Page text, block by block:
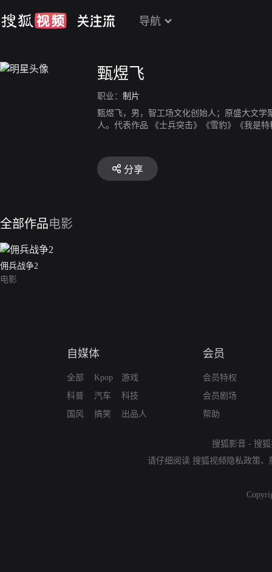
导航
甄煜飞
职业： 制片
甄煜飞，男，智工场文化创始人；原盛大文
人。代表作品 《士兵突击》《雪豹》《我是
分享
全部作品电影
佣兵战争2
电影
自媒体
全部
科普
国风
Kpop
汽车
搞笑
游戏
科技
出品人
会员
会员特权
会员剧场
帮助
搜狐影音 - 搜
请仔细阅读 搜狐视频隐私政策、